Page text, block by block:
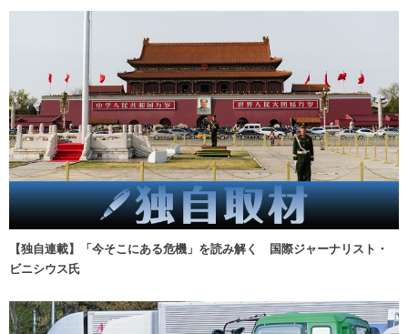
【独自連載】「今そこにある危機」を読み解く 国際ジャーナリスト・
ビニシウス氏